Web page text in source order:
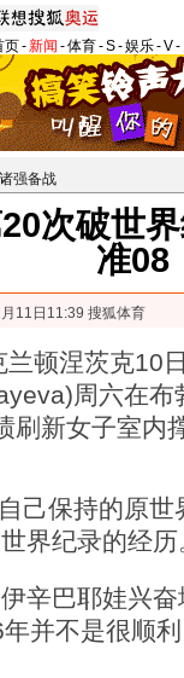
页-新闻 -体育-S-娱乐-V-
诸强备战
次破世
准08
11日11:39 搜狐体育
顿涅茨克10
周六在
刷新女子室内
保持的原世
界纪录的经历
巴耶娃兴奋
并不是很顺